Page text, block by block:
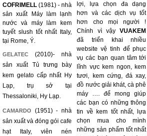
COFRIMELL (1981) - nhà
sản xuất Máy làm lạnh
nước và máy làm kem
tuyết slush tốt nhất Italy,
tại Rome, Ý.
GELATEC (2010)- nhà
sản xuất Tủ trưng bày
kem gelato cấp nhất Hy
Lạp, trụ sở tại
Thessaloniki, Hy Lạp.
CAMARDO
(1951) - nhà
sản xuất và đóng gói cafe
hạt Italy, viên nén
lợi, lựa chọn đa dạng
hơn và các dịch vụ tốt
hơn cho mọi người !
Chính vì vậyVUAKEM
đã triển khai nhiều
website vệ tinh để phục
vụ các bạn quan tâm tới
lĩnh vực kem ngon, kem
tươi, kem cứng, đá xay,
đồ nước giải khát, cà phê
máy …. để mong giúp
các bạn có những thông
tin về kem tốt nhất, lựa
chọn mua cho mình
những sản phẩm tốt nhất